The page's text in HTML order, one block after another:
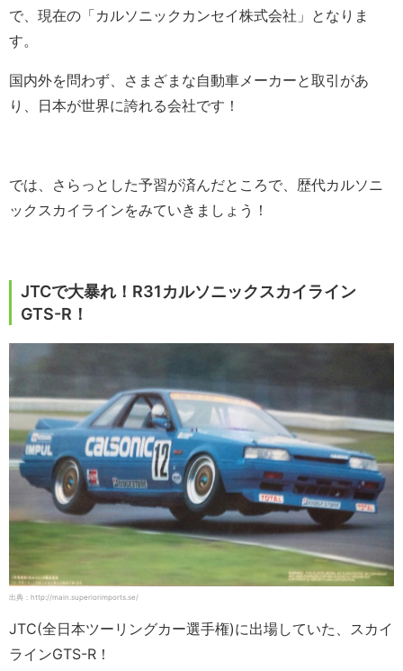
で、現在の「カルソニックカンセイ株式会社」となりま
す。
国内外を問わず、さまざまな自動車メーカーと取引があ
り、日本が世界に誇れる会社です！
では、さらっとした予習が済んだところで、歴代カルソニ
ックスカイラインをみていきましょう！
JTCで大暴れ！R31カルソニックスカイライン
GTS-R！
出典：http://main.superiorimports.se/
JTC(全日本ツーリングカー選手権)に出場していた、スカイ
ラインGTS-R！